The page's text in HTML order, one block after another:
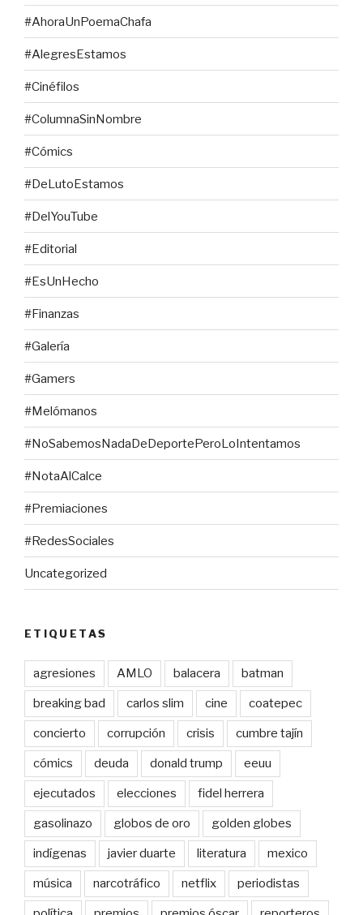
#AhoraUnPoemaChafa
#AlegresEstamos
#Cinéfilos
#ColumnaSinNombre
#Cómics
#DeLutoEstamos
#DelYouTube
#Editorial
#EsUnHecho
#Finanzas
#Galería
#Gamers
#Melómanos
#NoSabemosNadaDeDeportePeroLoIntentamos
#NotaAlCalce
#Premiaciones
#RedesSociales
Uncategorized
ETIQUETAS
agresiones AMLO balacera batman
breaking bad carlos slim cine coatepec
concierto corrupción crisis cumbre tajín
cómics deuda donald trump eeuu
ejecutados elecciones fidel herrera
gasolinazo globos de oro golden globes
indígenas javier duarte literatura mexico
música narcotráfico netflix periodistas